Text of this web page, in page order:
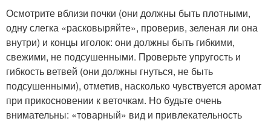
Осмотрите вблизи почки (они должны быть плотными,
одну слегка «расковыряйте», проверив, зеленая ли она
внутри) и концы иголок: они должны быть гибкими,
свежими, не подсушенными. Проверьте упругость и
гибкость ветвей (они должны гнуться, не быть
подсушенными), отметив, насколько чувствуется аромат
при прикосновении к веточкам. Но будьте очень
внимательны: «товарный» вид и привлекательность